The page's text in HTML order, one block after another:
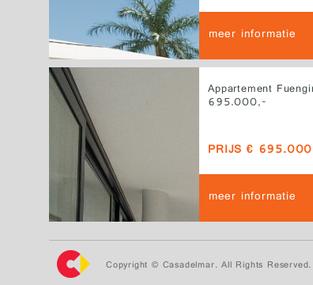
meer informatie
Appartement
695.000,-
PRIJS €
meer informatie
Copyright © Casadelmar. All Rights